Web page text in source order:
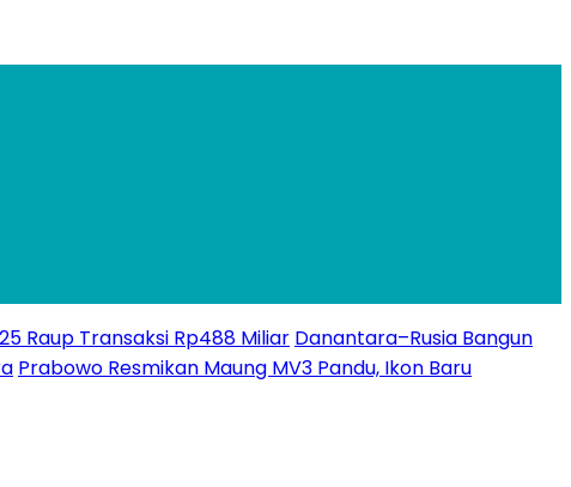
Raup Transaksi Rp488 Miliar Danantara–Rusia Bangun
Prabowo Resmikan Maung MV3 Pandu, Ikon Baru